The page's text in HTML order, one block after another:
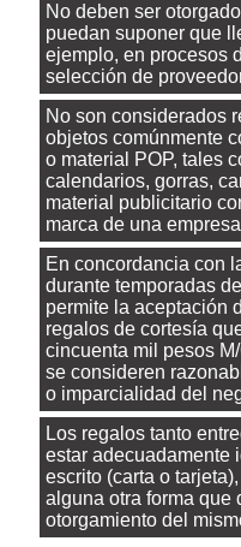
No deben ser
puedan suponer que
ejemplo, en procesos
selección de
No son considerados
objetos comúnmente
o material POP, tales
calendarios, gorras,
material publicitario
marca de una
En concordancia con
durante temporadas
permite la aceptación
regalos de cortesía
cincuenta mil pesos
se consideren
o imparcialidad del
Los regalos tanto
estar adecuadamente
escrito (carta o
alguna otra forma que
otorgamiento del